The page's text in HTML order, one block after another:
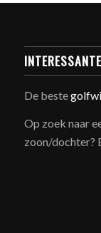
De beste
Op zoek naar
zoon/dochter?